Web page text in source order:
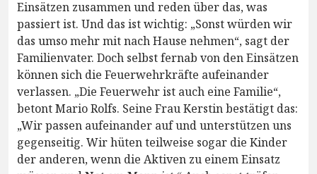
Einsätzen zusammen und reden über das, was
passiert ist. Und das ist wichtig: „Sonst würden wir
das umso mehr mit nach Hause nehmen“, sagt der
Familienvater. Doch selbst fernab von den Einsätzen
können sich die Feuerwehrkräfte aufeinander
verlassen. „Die Feuerwehr ist auch eine Familie“,
betont Mario Rolfs. Seine Frau Kerstin bestätigt das:
„Wir passen aufeinander auf und unterstützen uns
gegenseitig. Wir hüten teilweise sogar die Kinder
der anderen, wenn die Aktiven zu einem Einsatz